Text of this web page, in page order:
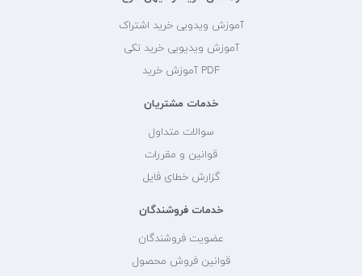
آموزش ویدویی خرید اشتراک
آموزش ویدیویی خرید تکی
PDF آموزش خرید
خدمات مشتریان
سوالات متداول
قوانین و مقررات
گزارش خطای فایل
خدمات فروشندگان
عضویت فروشندگان
قوانین فروش محصول